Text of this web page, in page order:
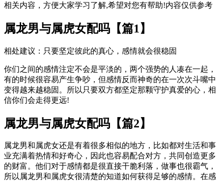
相关内容，方便大家学习了解,希望对您有帮助!内容仅供参考
属龙男与属虎女配吗【篇1】
相处建议：只要坚定彼此的真心，感情就会很稳固
你们之间的感情注定不会是平淡的，两个强势的人凑在一起，
有的时候很容易产生争吵，但感情反而神奇的在一次次斗嘴中
变得越来越稳固。所以只要双方都坚定那颗守护真爱的心，相
信你们会走得更远!
属龙男与属虎女配吗【篇2】
属龙男和属虎女还是有着很多相似的地方，比如都对生活和事
业充满着热情和好奇心，因此也容易配合对方，共同创造更多
的财富。他们对于感情都是很直接干脆利落，做事也很霸气，
所以属龙男和属虎女很清楚的知道如何获得足够的感情。在感